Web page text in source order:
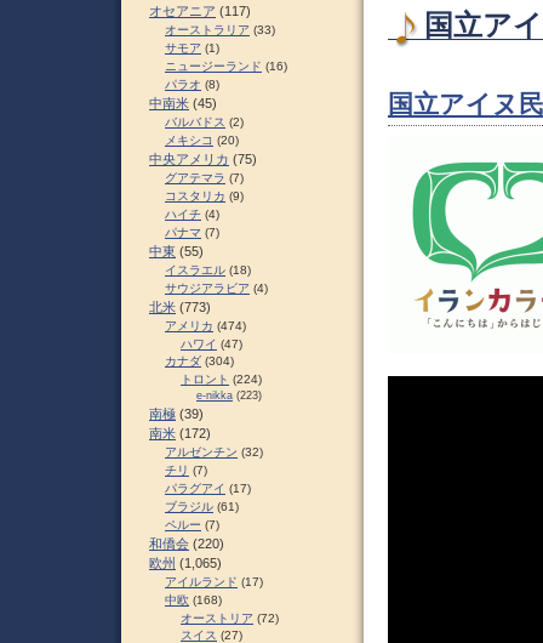
国立ア
国立アイヌ
オセアニア (117)
オーストラリア (33)
サモア (1)
ニュージーランド (16)
パラオ (8)
中南米 (45)
バルバドス (2)
メキシコ (20)
中央アメリカ (75)
グアテマラ (7)
コスタリカ (9)
ハイチ (4)
パナマ (7)
中東 (55)
イスラエル (18)
サウジアラビア (4)
北米 (773)
アメリカ (474)
ハワイ (47)
カナダ (304)
トロント (224)
e-nikka (223)
南極 (39)
南米 (172)
アルゼンチン (32)
チリ (7)
パラグアイ (17)
ブラジル (61)
ペルー (7)
和僑会 (220)
欧州 (1,065)
アイルランド (17)
中欧 (168)
オーストリア (72)
スイス (27)